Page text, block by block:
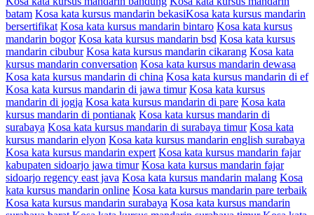
batam Kosa kata kursus mandarin bekasiKosa kata kursus mandarin
bersertifikat Kosa kata kursus mandarin bintaro Kosa kata kursus
mandarin bogor Kosa kata kursus mandarin bsd Kosa kata kursus
mandarin cibubur Kosa kata kursus mandarin cikarang Kosa kata
kursus mandarin conversation Kosa kata kursus mandarin dewasa
Kosa kata kursus mandarin di china Kosa kata kursus mandarin di ef
Kosa kata kursus mandarin di jawa timur Kosa kata kursus
mandarin di jogja Kosa kata kursus mandarin di pare Kosa kata
kursus mandarin di pontianak Kosa kata kursus mandarin di
surabaya Kosa kata kursus mandarin di surabaya timur Kosa kata
kursus mandarin elyon Kosa kata kursus mandarin english surabaya
Kosa kata kursus mandarin expert Kosa kata kursus mandarin fajar
kabupaten sidoarjo jawa timur Kosa kata kursus mandarin fajar
sidoarjo regency east java Kosa kata kursus mandarin malang Kosa
kata kursus mandarin online Kosa kata kursus mandarin pare terbaik
Kosa kata kursus mandarin surabaya Kosa kata kursus mandarin